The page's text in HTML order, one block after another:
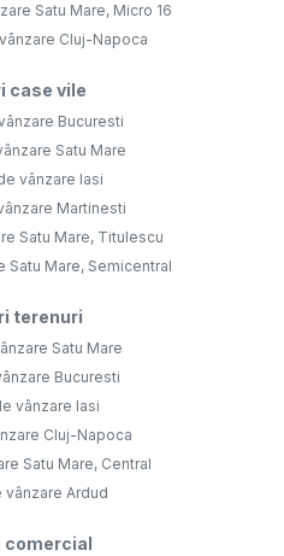
Satu Mare, Micro 16
Cluj-Napoca
case vile
Bucuresti
Satu Mare
vânzare Iasi
Martinesti
Satu Mare, Titulescu
Satu Mare, Semicentral
terenuri
Satu Mare
Bucuresti
vânzare Iasi
Cluj-Napoca
Satu Mare, Central
vânzare Ardud
comercial